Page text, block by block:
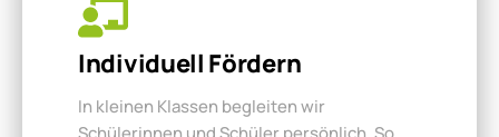
Individuell Fördern
In kleinen Klassen begleiten wir